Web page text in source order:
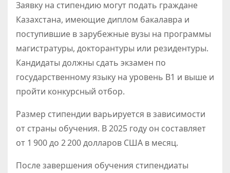
Заявку на стипендию могут подать граждане
Казахстана, имеющие диплом бакалавра и
поступившие в зарубежные вузы на программы
магистратуры, докторантуры или резидентуры.
Кандидаты должны сдать экзамен по
государственному языку на уровень В1 и выше и
пройти конкурсный отбор.
Размер стипендии варьируется в зависимости
от страны обучения. В 2025 году он составляет
от 1 900 до 2 200 долларов США в месяц.
После завершения обучения стипендиаты